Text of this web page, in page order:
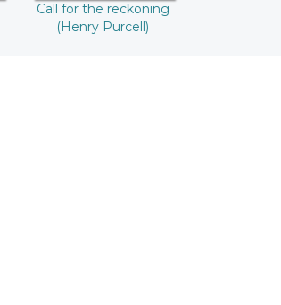
Call for the reckoning
(Henry Purcell)